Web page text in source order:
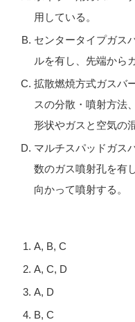
用している。
センタータイプガス
ルを有し、先端から
拡散燃焼方式ガスバ
スの分散・噴射方法
形状やガスと空気の
マルチスパッドガス
数のガス噴射孔を有
向かって噴射する。
A, B, C
A, C, D
A, D
B, C